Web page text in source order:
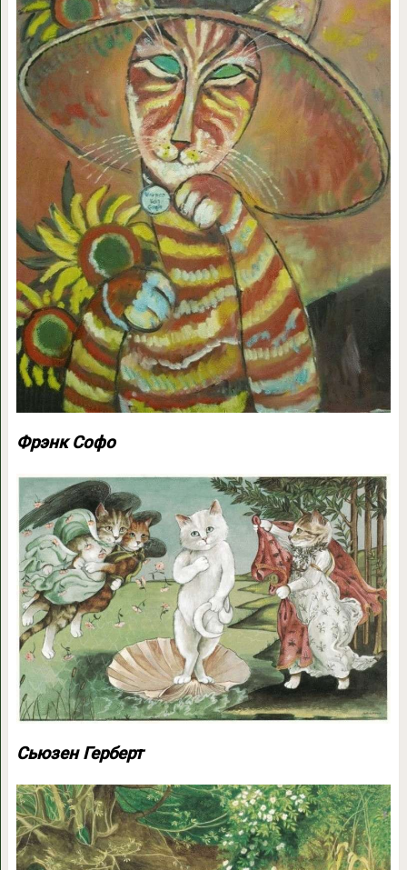
Фрэнк Софо
Сьюзен Герберт